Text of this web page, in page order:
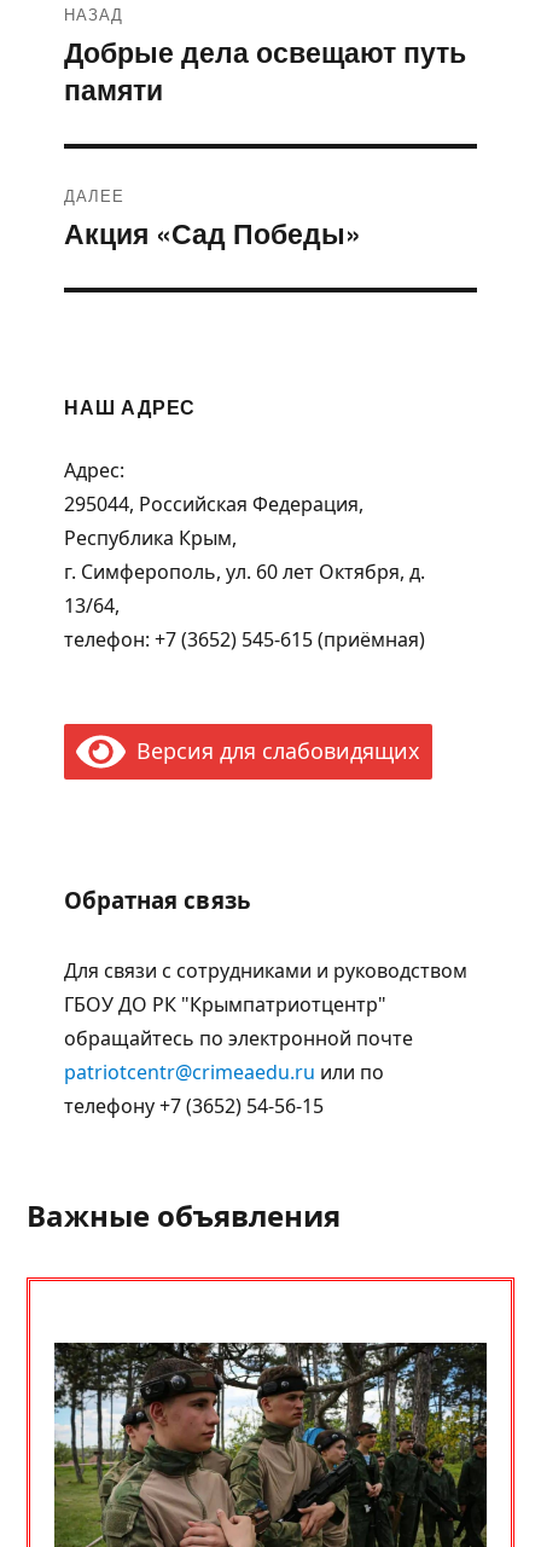
по
записям
НАЗАД
Предыдущая
запись:
Добрые дела освещают путь
памяти
ДАЛЕЕ
Следующая
Акция «Сад Победы»
НАШ АДРЕС
Адрес:
295044, Российская Федерация,
Республика Крым,
г. Симферополь, ул. 60 лет Октября, д.
13/64,
телефон: +7 (3652) 545-615 (приёмная)
Версия для слабовидящих
Обратная связь
Для связи с сотрудниками и руководством
ГБОУ ДО РК "Крымпатриотцентр"
обращайтесь по электронной почте
patriotcentr@crimeaedu.ru или по
телефону +7 (3652) 54-56-15
Важные объявления